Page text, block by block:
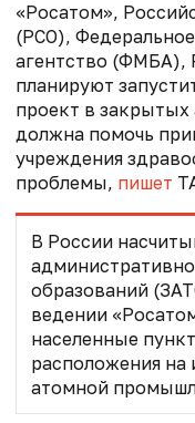
«Росатом»,
(РСО),
агентство (ФМБА),
планируют
проект в
должна помочь
учреждения
проблемы, пишет
В России
образований
ведении
населенные
расположения на
атомной